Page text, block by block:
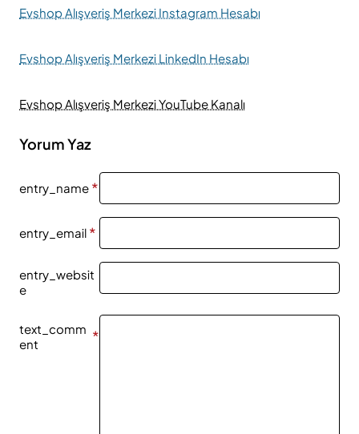
Evshop Alışveriş Merkezi Instagram Hesabı
Evshop Alışveriş Merkezi LinkedIn Hesabı
Evshop Alışveriş Merkezi YouTube Kanalı
Yorum Yaz
entry_name
entry_email
entry_websit
e
text_comm
ent